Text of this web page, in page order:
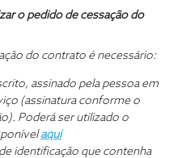
o pedido de cessação do
do contrato é necessário:
assinado pela pessoa em
(assinatura conforme o
Poderá ser utilizado o
aqui
identificação que contenha